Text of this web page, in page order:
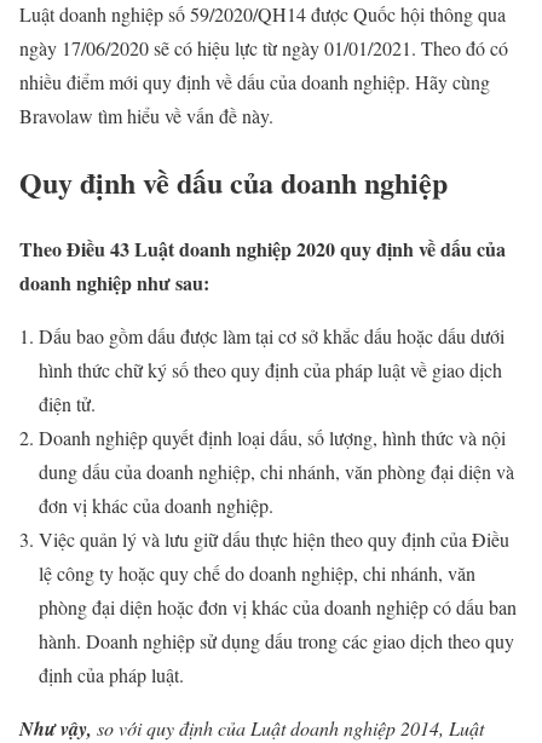
Luật doanh nghiệp số59/2020/QH14 được Quốc hội thông qua
ngày 17/06/2020 sẽ có hiệu lực từ ngày 01/01/2021. Theo đó có
nhiều điểm mới quy định về dấu của doanh nghiệp. Hãy cùng
Bravolaw tìm hiểu về vấn đề này.
Quy định về dấu của doanh nghiệp
Theo Điều 43 Luật doanh nghiệp 2020 quy định về dấu của
doanh nghiệp như sau:
Dấu bao gồm dấu được làm tại cơ sở khắc dấu hoặc dấu dưới
hình thức chữ ký số theo quy định của pháp luật về giao dịch
điện tử.
Doanh nghiệp quyết định loại dấu, số lượng, hình thức và nội
dung dấu của doanh nghiệp, chi nhánh, văn phòng đại diện và
đơn vị khác của doanh nghiệp.
Việc quản lý và lưu giữ dấu thực hiện theo quy định của Điều
lệ công ty hoặc quy chế do doanh nghiệp, chi nhánh, văn
phòng đại diện hoặc đơn vị khác của doanh nghiệp có dấu ban
hành. Doanh nghiệp sử dụng dấu trong các giao dịch theo quy
định của pháp luật.
Như vậy, so với quy định của Luật doanh nghiệp 2014, Luật